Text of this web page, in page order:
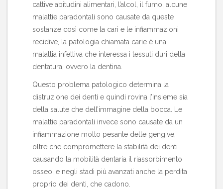
cattive abitudini alimentari, l’alcol, il fumo, alcune
malattie paradontali sono causate da queste
sostanze così come la cari e le infiammazioni
recidive, la patologia chiamata carie è una
malattia infettiva che interessa i tessuti duri della
dentatura, ovvero la dentina.
Questo problema patologico determina la
distruzione dei denti e quindi rovina l’insieme sia
della salute che dell’immagine della bocca. Le
malattie paradontali invece sono causate da un
infiammazione molto pesante delle gengive,
oltre che compromettere la stabilità dei denti
causando la mobilità dentaria il riassorbimento
osseo, e negli stadi più avanzati anche la perdita
proprio dei denti, che cadono.